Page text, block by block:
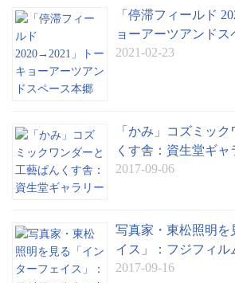
「停滞フィールド
ョーアーツアンドス
2021-02-23
「かみ」コズミッ
くす舎：資生堂ギャ
2017-09-06
写真家・東松照明を
イス」：フジフィル
2017-09-16